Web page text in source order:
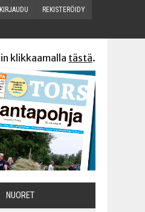
KIR­JAU­DU REKIS­TE­RÖI­DY
klikkaamalla tästä.
NUO­RET